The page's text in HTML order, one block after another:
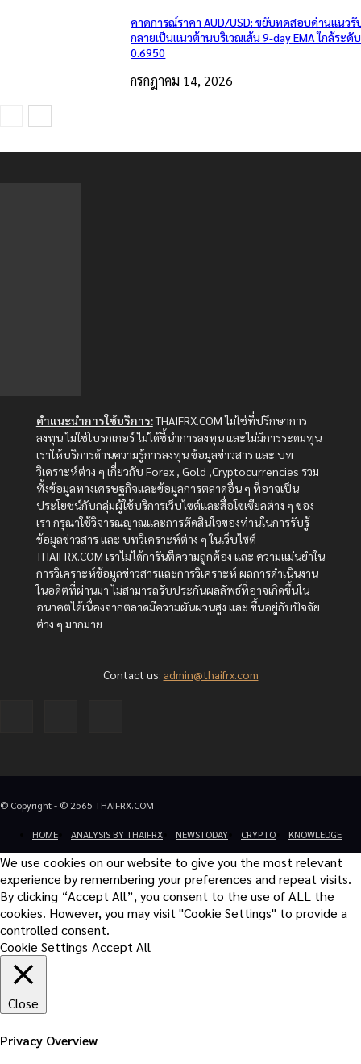
คาดการณ์ราคา AUD/USD: ขยับทดสอบด่านแนวรั
กลายเป็นแนวต้านบริเวณเส้น 9-day EMA ใกล้ระดับ
0.6950
กรกฎาคม 14, 2026
คำแนะนำการใช้บริการ:THAIFRX.COM ไม่ใช่ที่ปรึกษาการ
ลงทุน ไม่ใช่โบรกเกอร์ ไม่ได้ชี้นำการลงทุน และไม่มีการระดมทุน
เราให้บริการด้านความรู้การลงทุน ข้อมูลข่าวสาร และ บท
วิเคราะห์ต่าง ๆ เกี่ยวกับ Forex , Gold ,Cryptocurrencies รวม
ทั้งข้อมูลทางเศรษฐกิจและข้อมูลการตลาดอื่น ๆ ที่อาจเป็น
ประโยชน์กับกลุ่มผู้ใช้บริการเว็บไซต์และสื่อโซเซียลต่าง ๆ ของ
เรา กรุณาใช้วิจารณญาณและการตัดสินใจของท่านในการรับรู้
ข้อมูลข่าวสาร และ บทวิเคราะห์ต่าง ๆ ในเว็บไซต์
THAIFRX.COM เราไม่ได้การันตีความถูกต้อง และ ความแม่นยำใน
การวิเคราะห์ข้อมูลข่าวสารและการวิเคราะห์ ผลการดำเนินงาน
ในอดีตที่ผ่านมา ไม่สามารถรับประกันผลลัพธ์ที่อาจเกิดขึ้นใน
อนาคตได้เนื่องจากตลาดมีความผันผวนสูง และ ขึ้นอยู่กับปัจจัย
ต่าง ๆ มากมาย
Contact us: admin@thaifrx.com
© Copyright - © 2565 THAIFRX.COM
HOME ANALYSIS BY THAIFRX NEWSTODAY CRYPTO KNOWLEDGE
We use cookies on our website to give you the most relevant
experience by remembering your preferences and repeat visits.
By clicking “Accept All”, you consent to the use of ALL the
cookies. However, you may visit "Cookie Settings" to provide a
controlled consent.
Cookie Settings Accept All
Close
Privacy Overview